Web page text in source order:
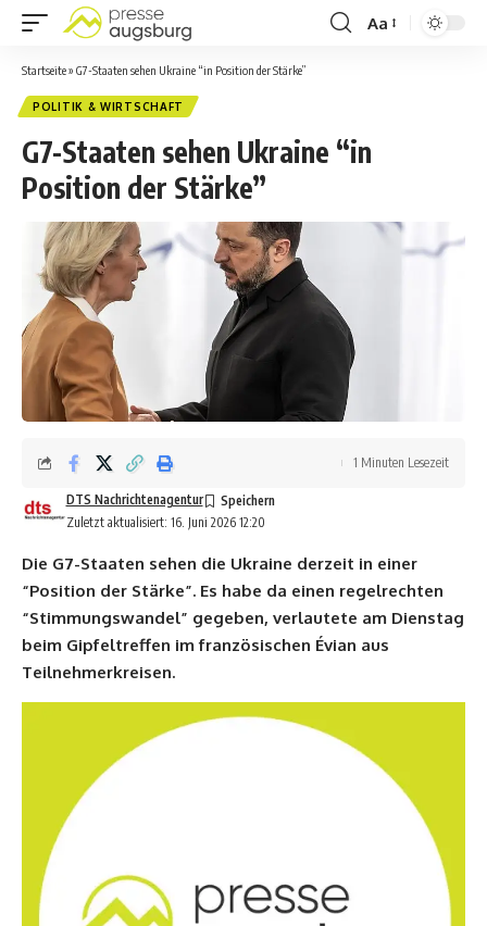
Aa
Startseite» G7-Staaten sehen Ukraine “in Position der Stärke”
POLITIK & WIRTSCHAFT
G7-Staaten sehen Ukraine “in
Position der Stärke”
Zuletzt aktualisiert: 16. Juni 2026 12:20
DTS Nachrichtenagentur
1 Minuten Lesezeit
Die G7-Staaten sehen die Ukraine derzeit in einer
“Position der Stärke”. Es habe da einen regelrechten
“Stimmungswandel” gegeben, verlautete am Dienstag
beim Gipfeltreffen im französischen Évian aus
Teilnehmerkreisen.